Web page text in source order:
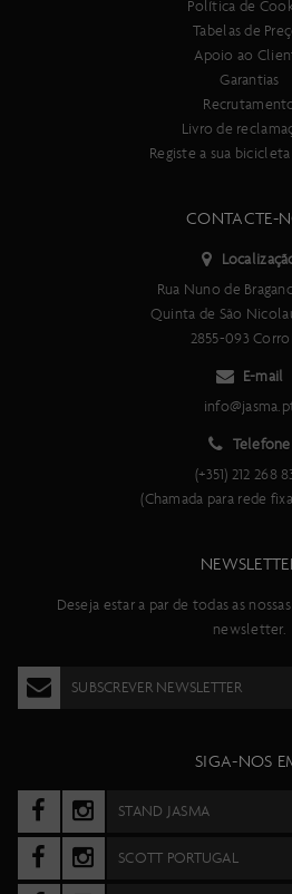
Política de
Tabelas de
Apoio ao
Garantias
Livro de
Registe a sua bicicleta
CONTACTE-
Rua Nuno de
Quinta de São
2855-093
E-mail
Telefone
(+351) 212 268
(Chamada para rede
Deseja estar a par de todas as
newsletter.
SUBSCREVER NEWSLETTER
SIGA-NOS
STAND JASMA
SCOTT PORTUGAL